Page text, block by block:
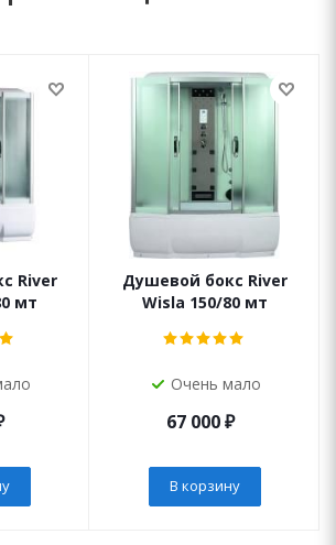
River
мт
Душевой бокс River
Wisla 150/80 мт
Очень мало
67 000₽
В корзину